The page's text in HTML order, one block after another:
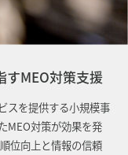
すMEO対策支援
スを提供する小規模事
MEO対策が効果を発
位向上と情報の信頼